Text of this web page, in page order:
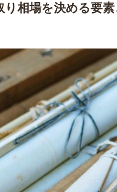
金 ⁄
貴金属
時計
り相場を決める要